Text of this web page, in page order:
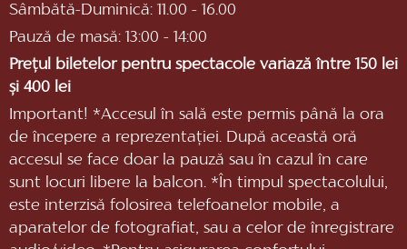
Sâmbătă-Duminică: 11.00 - 16.00
Pauză de masă: 13:00 - 14:00
Prețul biletelor pentru spectacole variază între 150 lei
și 400 lei
Important! *Accesul în sală este permis până la ora
de începere a reprezentaţiei. După această oră
accesul se face doar la pauză sau în cazul în care
sunt locuri libere la balcon. *În timpul spectacolului,
este interzisă folosirea telefoanelor mobile, a
aparatelor de fotografiat, sau a celor de înregistrare